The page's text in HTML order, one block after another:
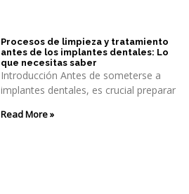
Procesos de limpieza y tratamiento
antes de los implantes dentales: Lo
que necesitas saber
Introducción Antes de someterse a
implantes dentales, es crucial preparar
Read More »